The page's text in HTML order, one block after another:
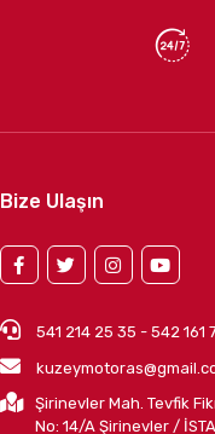
Bize Ulaşın
541 214 25 35 - 542 161
Şirinevler Mah. Tevfik
No: 14/A Şirinevler /